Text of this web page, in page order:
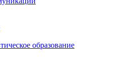
образование